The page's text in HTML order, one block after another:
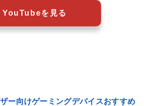
YouTubeを見る
ー向けゲーミングデバイスおすすめ